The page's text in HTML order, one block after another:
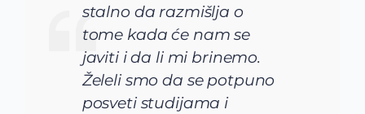
stalno da razmišlja o
tome kada će nam se
javiti i da li mi brinemo.
Želeli smo da se potpuno
posveti studijama i